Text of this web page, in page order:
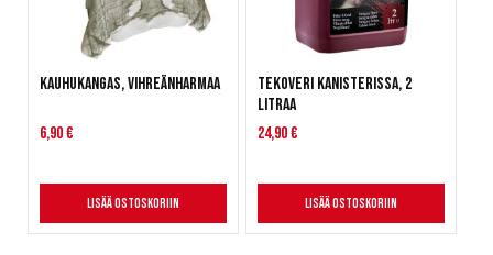
Kauhukangas, vihreänharmaa
6,90 €
Lisää ostoskoriin
Tekoveri kanisterissa, 2
litraa
24,90 €
Lisää ostoskoriin